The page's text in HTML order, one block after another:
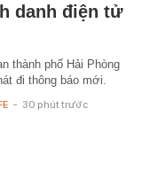
danh điện tử
thành phố Hải Phòng
đi thông báo mới.
- 30 phút trước